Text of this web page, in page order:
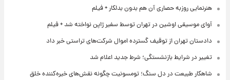
هنرنمایی روزبه حصاری آن هم بدون بدلکار + فیلم
آوای موسیقی اوشین در تهران توسط سفیر ژاپن نواخته شد + فیلم
دادستان تهران از توقیف گسترده اموال شرکت‌های تراستی خبر داد
تغییر در شرایط بازنشستگی؛ شرط جدید اعلام شد
شاهکار طبیعت در دل سنگ؛ تومسونیت چگونه نقش‌های خیره‌کننده خلق